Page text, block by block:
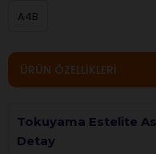
A4B
ÜRÜN ÖZELLIKLERI
Tokuyama Estelite
Detay